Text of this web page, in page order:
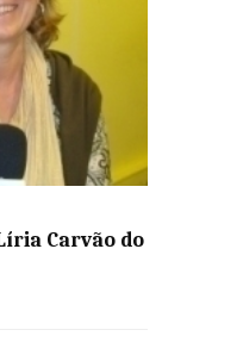
Carvão do